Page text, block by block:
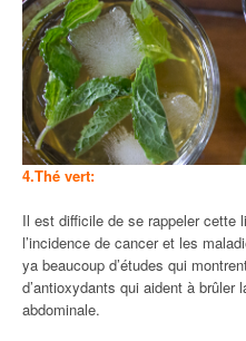
4.Thé vert:
Il est difficile de se rappeler cette
l’incidence de cancer et les
ya beaucoup d’études qui
d’antioxydants qui aident à brûler
abdominale.